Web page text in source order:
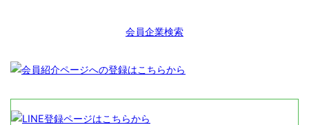
ーニング・・・綿ふとん・羽
毛ふとん・羊毛混ふとん・化
店の水洗いだから安心（油を
せん） ギフト用品・・・特に
いた方、初回のみ10%オフに
ンジング2,500円（通常
す。
会員企業検索